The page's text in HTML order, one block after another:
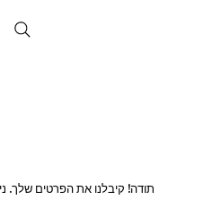
תודה! קיבלנו את הפרטים שלך.